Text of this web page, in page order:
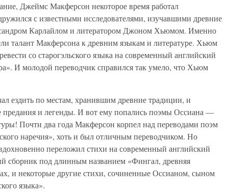
Джеймс Макферсон некоторое время работал
с известными исследователями, изучавшими древние
Карлайлом и литератором Джоном Хьюмом. Именно
талант Макферсона к древним языкам и литературе. Хьюм
со старогэльского языка на современный английский
И молодой переводчик справился так умело, что Хьюм
ездить по местам, хранившим древние традиции, и
предания и легенды. И вот ему попались поэмы Оссиана —
Почти два года Макферсон корпел над переводами поэм
наречия», хоть и был отличным переводчиком. Но
переложил стихи на современный английский
сборник под длинным названием «Фингал, древняя
и некоторые другие стихи, сочиненные Оссианом, сыном
языка».